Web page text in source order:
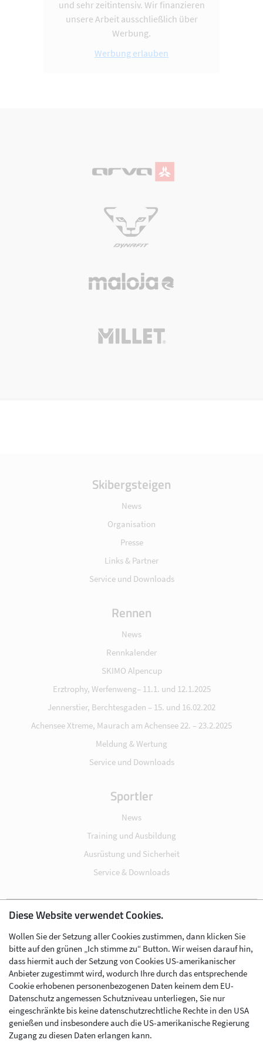
und sehr zeitintensiv. Wir finanzieren
unsere Arbeit ausschließlich über
Werbung.
Werbung erlauben
Skibergsteigen
News
Organisation
Presse
Links & Partner
Service und Downloads
Rennen
News
Rennkalender
SKIMO Alpencup
Erztrophy, Werfenweng– 11.1. und 12.1.2025
Jennerstier, Berchtesgaden – 15. und 16.02.202
Achensee Xtreme, Maurach am Achensee 22. – 23.2.2025
Meldung & Wertung
Service und Downloads
Sportler
News
Training und Ausbildung
Ausrüstung und Sicherheit
Service & Downloads
Impressum
Datenschutz
Cookie-Einstellungen
AGB
Kontakt
Werben im Skibergsteigen
Diese Website verwendet Cookies.
Wollen Sie der Setzung aller Cookies zustimmen, dann klicken Sie
bitte auf den grünen „Ich stimme zu“ Button. Wir weisen darauf hin,
dass hiermit auch der Setzung von Cookies US-amerikanischer
Anbieter zugestimmt wird, wodurch Ihre durch das entsprechende
Cookie erhobenen personenbezogenen Daten keinem dem EU-
Datenschutz angemessen Schutzniveau unterliegen, Sie nur
eingeschränkte bis keine datenschutzrechtliche Rechte in den USA
genießen und insbesondere auch die US-amerikanische Regierung
Zugang zu diesen Daten erlangen kann.